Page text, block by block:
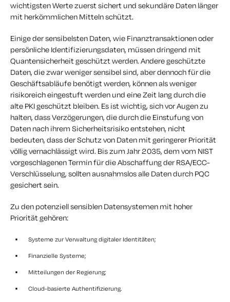
wichtigsten Werte zuerst sichert und sekundäre Daten länger
mit herkömmlichen Mitteln schützt.
Einige der sensibelsten Daten, wie Finanztransaktionen oder
persönliche Identifizierungsdaten, müssen dringend mit
Quantensicherheit geschützt werden. Andere geschützte
Daten, die zwar weniger sensibel sind, aber dennoch für die
Geschäftsabläufe benötigt werden, können als weniger
risikoreich eingestuft werden und eine Zeit lang durch die
alte PKI geschützt bleiben. Es ist wichtig, sich vor Augen zu
halten, dass Verzögerungen, die durch die Einstufung von
Daten nach ihrem Sicherheitsrisiko entstehen, nicht
bedeuten, dass der Schutz von Daten mit geringerer Priorität
völlig vernachlässigt wird. Bis zum Jahr 2035, dem vom NIST
vorgeschlagenen Termin für die Abschaffung der RSA/ECC-
Verschlüsselung, sollten ausnahmslos alle Daten durch PQC
gesichert sein.
Zu den potenziell sensiblen Datensystemen mit hoher
Priorität gehören:
Systeme zur Verwaltung digitaler Identitäten;
Finanzielle Systeme;
Mitteilungen der Regierung;
Cloud-basierte Authentifizierung.